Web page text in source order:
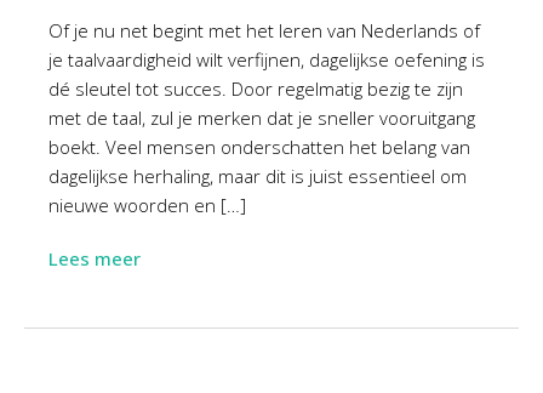
Of je nu net begint met het leren van Nederlands of
je taalvaardigheid wilt verfijnen, dagelijkse oefening is
dé sleutel tot succes. Door regelmatig bezig te zijn
met de taal, zul je merken dat je sneller vooruitgang
boekt. Veel mensen onderschatten het belang van
dagelijkse herhaling, maar dit is juist essentieel om
nieuwe woorden en […]
Lees meer